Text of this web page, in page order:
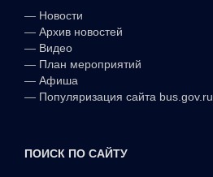
— Новости
— Архив новостей
— Видео
— План мероприятий
— Афиша
— Популяризация сайта bus.gov.ru
ПОИСК ПО САЙТУ